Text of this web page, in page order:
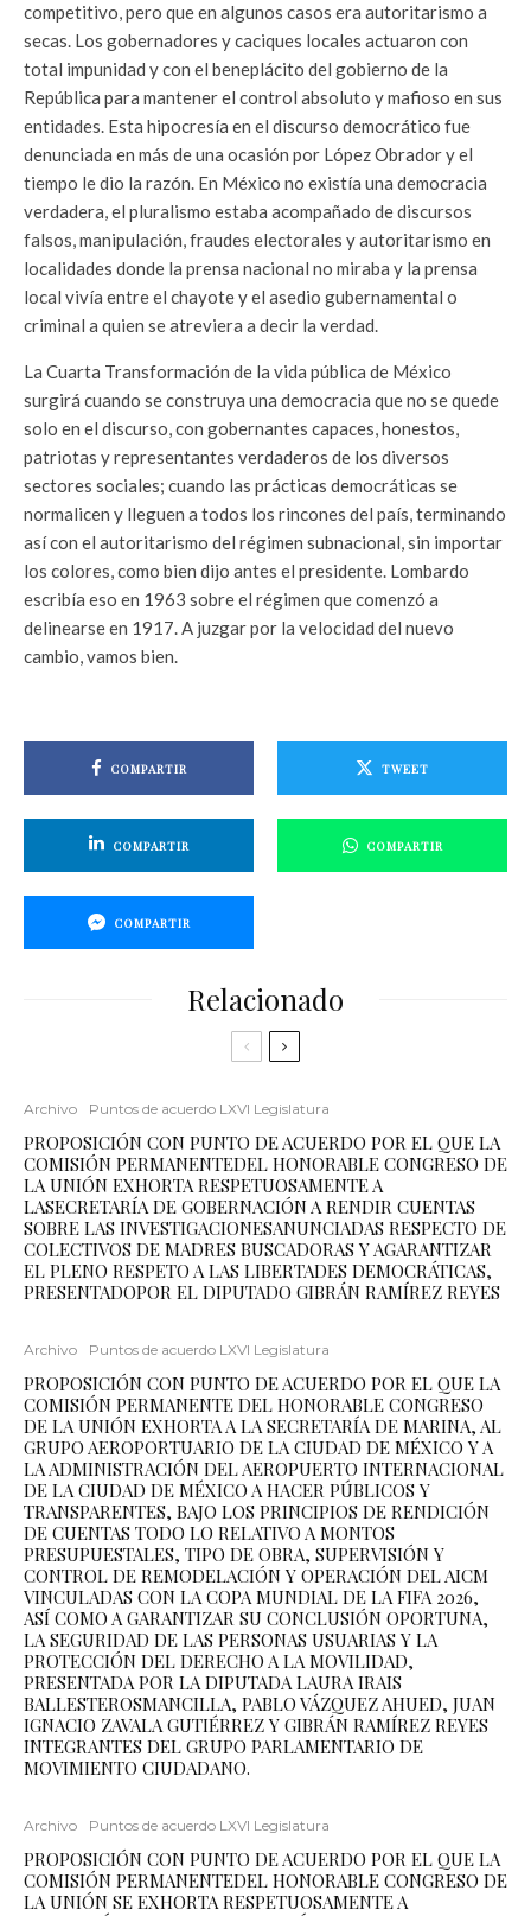
competitivo, pero que en algunos casos era autoritarismo a
secas. Los gobernadores y caciques locales actuaron con
total impunidad y con el beneplácito del gobierno de la
República para mantener el control absoluto y mafioso en sus
entidades. Esta hipocresía en el discurso democrático fue
denunciada en más de una ocasión por López Obrador y el
tiempo le dio la razón. En México no existía una democracia
verdadera, el pluralismo estaba acompañado de discursos
falsos, manipulación, fraudes electorales y autoritarismo en
localidades donde la prensa nacional no miraba y la prensa
local vivía entre el chayote y el asedio gubernamental o
criminal a quien se atreviera a decir la verdad.
La Cuarta Transformación de la vida pública de México
surgirá cuando se construya una democracia que no se quede
solo en el discurso, con gobernantes capaces, honestos,
patriotas y representantes verdaderos de los diversos
sectores sociales; cuando las prácticas democráticas se
normalicen y lleguen a todos los rincones del país, terminando
así con el autoritarismo del régimen subnacional, sin importar
los colores, como bien dijo antes el presidente. Lombardo
escribía eso en 1963 sobre el régimen que comenzó a
delinearse en 1917. A juzgar por la velocidad del nuevo
cambio, vamos bien.
COMPARTIR TWEET
COMPARTIR COMPARTIR
COMPARTIR
Relacionado
Archivo Puntos de acuerdo LXVI Legislatura
PROPOSICIÓN CON PUNTO DE ACUERDO POR EL QUE LA
COMISIÓN PERMANENTEDEL HONORABLE CONGRESO DE
LA UNIÓN EXHORTA RESPETUOSAMENTE A
LASECRETARÍA DE GOBERNACIÓN A RENDIR CUENTAS
SOBRE LAS INVESTIGACIONESANUNCIADAS RESPECTO DE
COLECTIVOS DE MADRES BUSCADORAS Y AGARANTIZAR
EL PLENO RESPETO A LAS LIBERTADES DEMOCRÁTICAS,
PRESENTADOPOR EL DIPUTADO GIBRÁN RAMÍREZ REYES
Archivo Puntos de acuerdo LXVI Legislatura
PROPOSICIÓN CON PUNTO DE ACUERDO POR EL QUE LA
COMISIÓN PERMANENTE DEL HONORABLE CONGRESO
DE LA UNIÓN EXHORTA A LA SECRETARÍA DE MARINA, AL
GRUPO AEROPORTUARIO DE LA CIUDAD DE MÉXICO Y A
LA ADMINISTRACIÓN DEL AEROPUERTO INTERNACIONAL
DE LA CIUDAD DE MÉXICO A HACER PÚBLICOS Y
TRANSPARENTES, BAJO LOS PRINCIPIOS DE RENDICIÓN
DE CUENTAS TODO LO RELATIVO A MONTOS
PRESUPUESTALES, TIPO DE OBRA, SUPERVISIÓN Y
CONTROL DE REMODELACIÓN Y OPERACIÓN DEL AICM
VINCULADAS CON LA COPA MUNDIAL DE LA FIFA 2026,
ASÍ COMO A GARANTIZAR SU CONCLUSIÓN OPORTUNA,
LA SEGURIDAD DE LAS PERSONAS USUARIAS Y LA
PROTECCIÓN DEL DERECHO A LA MOVILIDAD,
PRESENTADA POR LA DIPUTADA LAURA IRAIS
BALLESTEROSMANCILLA, PABLO VÁZQUEZ AHUED, JUAN
IGNACIO ZAVALA GUTIÉRREZ Y GIBRÁN RAMÍREZ REYES
INTEGRANTES DEL GRUPO PARLAMENTARIO DE
MOVIMIENTO CIUDADANO.
Archivo Puntos de acuerdo LXVI Legislatura
PROPOSICIÓN CON PUNTO DE ACUERDO POR EL QUE LA
COMISIÓN PERMANENTEDEL HONORABLE CONGRESO DE
LA UNIÓN SE EXHORTA RESPETUOSAMENTE A